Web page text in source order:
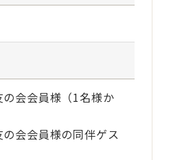
会会員様（1名様か
会会員様の同伴ゲス